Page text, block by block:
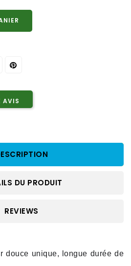
AVIS
DU PRODUIT
REVIEWS
douce unique, longue durée de